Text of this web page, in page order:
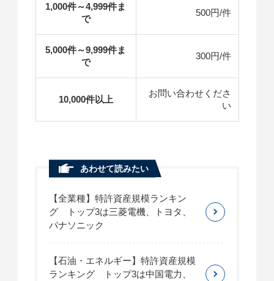
1,000件～4,999件ま
で
500円/件
5,000件～9,999件ま
で
300円/件
10,000件以上
お問い合わせくださ
い
あわせて読みたい
【全業種】特許資産規模ランキン
グ トップ3は三菱電機、トヨタ、
パナソニック
【石油・エネルギー】特許資産規模
ランキング トップ3は中国電力、